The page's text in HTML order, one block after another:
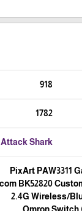
918
1782
Attack Shark